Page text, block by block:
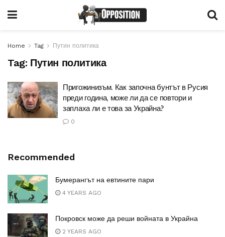
Home Tag Путин политика
Tag: Путин политика
Пригожинизъм. Как започна бунтът в Русия
преди година, може ли да се повтори и
заплаха ли е това за Украйна?
0
Recommended
Бумерангът на евтините пари
4 YEARS AGO
Покровск може да реши войната в Украйна
2 YEARS AGO